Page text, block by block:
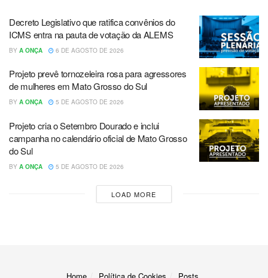
Decreto Legislativo que ratifica convênios do
ICMS entra na pauta de votação da ALEMS
BY A ONÇA 6 DE AGOSTO DE 2026
Projeto prevê tornozeleira rosa para agressores
de mulheres em Mato Grosso do Sul
BY A ONÇA 5 DE AGOSTO DE 2026
Projeto cria o Setembro Dourado e inclui
campanha no calendário oficial de Mato Grosso
do Sul
BY A ONÇA 5 DE AGOSTO DE 2026
LOAD MORE